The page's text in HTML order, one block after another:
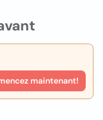
maintenant!